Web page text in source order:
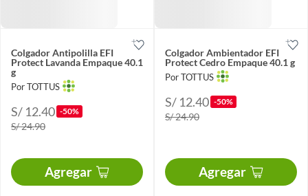
Colgador Antipolilla EFI
Protect Lavanda Empaque 40.1
g
Por TOTTUS
S/ 12.40 -50%
S/ 24.90
Agregar
Colgador Ambientador EFI
Protect Cedro Empaque 40.1 g
Por TOTTUS
S/ 12.40 -50%
S/ 24.90
Agregar